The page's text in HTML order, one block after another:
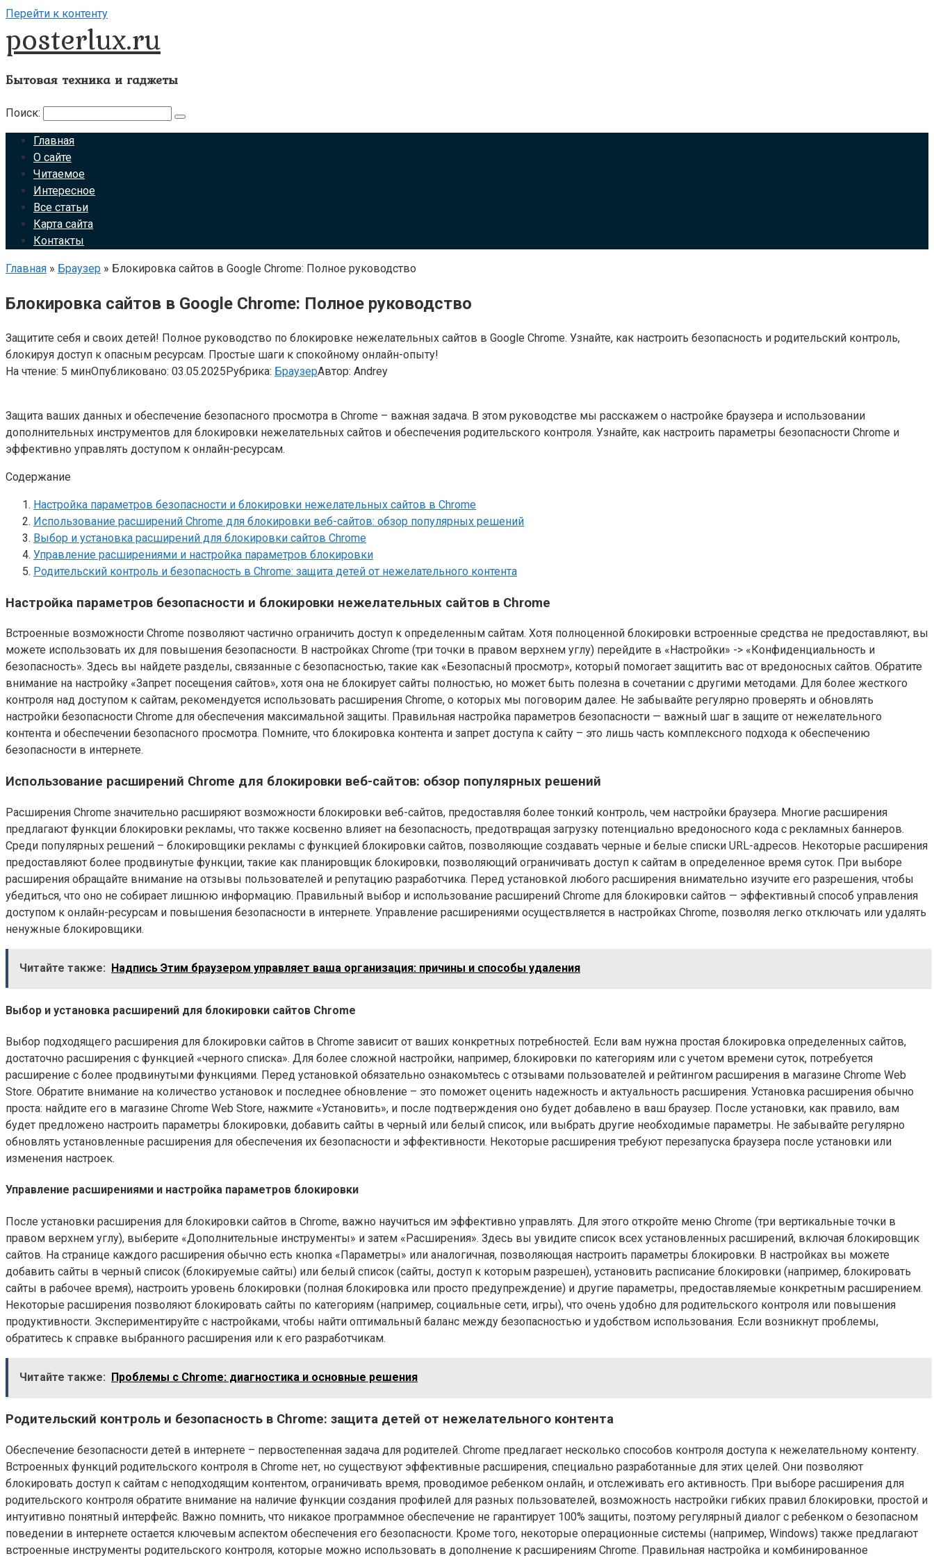
Перейти к контенту
posterlux.ru
Бытовая техника и гаджеты
Поиск:
Главная
О сайте
Читаемое
Интересное
Все статьи
Карта сайта
Контакты
Главная » Браузер » Блокировка сайтов в Google Chrome: Полное руководство
Блокировка сайтов в Google Chrome: Полное руководство
Защитите себя и своих детей! Полное руководство по блокировке нежелательных сайтов в Google Chrome. Узнайте, как настроить безопасность и родительский контроль,
блокируя доступ к опасным ресурсам. Простые шаги к спокойному онлайн-опыту!
На чтение: 5 минОпубликовано: 03.05.2025Рубрика: БраузерАвтор: Andrey
Защита ваших данных и обеспечение безопасного просмотра в Chrome – важная задача. В этом руководстве мы расскажем о настройке браузера и использовании
дополнительных инструментов для блокировки нежелательных сайтов и обеспечения родительского контроля. Узнайте, как настроить параметры безопасности Chrome и
эффективно управлять доступом к онлайн-ресурсам.
Содержание
Настройка параметров безопасности и блокировки нежелательных сайтов в Chrome
Использование расширений Chrome для блокировки веб-сайтов: обзор популярных решений
Выбор и установка расширений для блокировки сайтов Chrome
Управление расширениями и настройка параметров блокировки
Родительский контроль и безопасность в Chrome: защита детей от нежелательного контента
Настройка параметров безопасности и блокировки нежелательных сайтов в Chrome
Встроенные возможности Chrome позволяют частично ограничить доступ к определенным сайтам. Хотя полноценной блокировки встроенные средства не предоставляют, вы
можете использовать их для повышения безопасности. В настройках Chrome (три точки в правом верхнем углу) перейдите в «Настройки» -> «Конфиденциальность и
безопасность». Здесь вы найдете разделы, связанные с безопасностью, такие как «Безопасный просмотр», который помогает защитить вас от вредоносных сайтов. Обратите
внимание на настройку «Запрет посещения сайтов», хотя она не блокирует сайты полностью, но может быть полезна в сочетании с другими методами. Для более жесткого
контроля над доступом к сайтам, рекомендуется использовать расширения Chrome, о которых мы поговорим далее. Не забывайте регулярно проверять и обновлять
настройки безопасности Chrome для обеспечения максимальной защиты. Правильная настройка параметров безопасности — важный шаг в защите от нежелательного
контента и обеспечении безопасного просмотра. Помните, что блокировка контента и запрет доступа к сайту – это лишь часть комплексного подхода к обеспечению
безопасности в интернете.
Использование расширений Chrome для блокировки веб-сайтов: обзор популярных решений
Расширения Chrome значительно расширяют возможности блокировки веб-сайтов, предоставляя более тонкий контроль, чем настройки браузера. Многие расширения
предлагают функции блокировки рекламы, что также косвенно влияет на безопасность, предотвращая загрузку потенциально вредоносного кода с рекламных баннеров.
Среди популярных решений – блокировщики рекламы с функцией блокировки сайтов, позволяющие создавать черные и белые списки URL-адресов. Некоторые расширения
предоставляют более продвинутые функции, такие как планировщик блокировки, позволяющий ограничивать доступ к сайтам в определенное время суток. При выборе
расширения обращайте внимание на отзывы пользователей и репутацию разработчика. Перед установкой любого расширения внимательно изучите его разрешения, чтобы
убедиться, что оно не собирает лишнюю информацию. Правильный выбор и использование расширений Chrome для блокировки сайтов — эффективный способ управления
доступом к онлайн-ресурсам и повышения безопасности в интернете. Управление расширениями осуществляется в настройках Chrome, позволяя легко отключать или удалять
ненужные блокировщики.
Читайте также: Надпись Этим браузером управляет ваша организация: причины и способы удаления
Выбор и установка расширений для блокировки сайтов Chrome
Выбор подходящего расширения для блокировки сайтов в Chrome зависит от ваших конкретных потребностей. Если вам нужна простая блокировка определенных сайтов,
достаточно расширения с функцией «черного списка». Для более сложной настройки, например, блокировки по категориям или с учетом времени суток, потребуется
расширение с более продвинутыми функциями. Перед установкой обязательно ознакомьтесь с отзывами пользователей и рейтингом расширения в магазине Chrome Web
Store. Обратите внимание на количество установок и последнее обновление – это поможет оценить надежность и актуальность расширения. Установка расширения обычно
проста: найдите его в магазине Chrome Web Store, нажмите «Установить», и после подтверждения оно будет добавлено в ваш браузер. После установки, как правило, вам
будет предложено настроить параметры блокировки, добавить сайты в черный или белый список, или выбрать другие необходимые параметры. Не забывайте регулярно
обновлять установленные расширения для обеспечения их безопасности и эффективности. Некоторые расширения требуют перезапуска браузера после установки или
изменения настроек.
Управление расширениями и настройка параметров блокировки
После установки расширения для блокировки сайтов в Chrome, важно научиться им эффективно управлять. Для этого откройте меню Chrome (три вертикальные точки в
правом верхнем углу), выберите «Дополнительные инструменты» и затем «Расширения». Здесь вы увидите список всех установленных расширений, включая блокировщик
сайтов. На странице каждого расширения обычно есть кнопка «Параметры» или аналогичная, позволяющая настроить параметры блокировки. В настройках вы можете
добавить сайты в черный список (блокируемые сайты) или белый список (сайты, доступ к которым разрешен), установить расписание блокировки (например, блокировать
сайты в рабочее время), настроить уровень блокировки (полная блокировка или просто предупреждение) и другие параметры, предоставляемые конкретным расширением.
Некоторые расширения позволяют блокировать сайты по категориям (например, социальные сети, игры), что очень удобно для родительского контроля или повышения
продуктивности. Экспериментируйте с настройками, чтобы найти оптимальный баланс между безопасностью и удобством использования. Если возникнут проблемы,
обратитесь к справке выбранного расширения или к его разработчикам.
Читайте также: Проблемы с Chrome: диагностика и основные решения
Родительский контроль и безопасность в Chrome: защита детей от нежелательного контента
Обеспечение безопасности детей в интернете – первостепенная задача для родителей. Chrome предлагает несколько способов контроля доступа к нежелательному контенту.
Встроенных функций родительского контроля в Chrome нет, но существуют эффективные расширения, специально разработанные для этих целей. Они позволяют
блокировать доступ к сайтам с неподходящим контентом, ограничивать время, проводимое ребенком онлайн, и отслеживать его активность. При выборе расширения для
родительского контроля обратите внимание на наличие функции создания профилей для разных пользователей, возможность настройки гибких правил блокировки, простой и
интуитивно понятный интерфейс. Важно помнить, что никакое программное обеспечение не гарантирует 100% защиты, поэтому регулярный диалог с ребенком о безопасном
поведении в интернете остается ключевым аспектом обеспечения его безопасности. Кроме того, некоторые операционные системы (например, Windows) также предлагают
встроенные инструменты родительского контроля, которые можно использовать в дополнение к расширениям Chrome. Правильная настройка и комбинированное